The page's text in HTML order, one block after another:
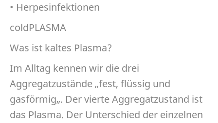
• Herpesinfektionen
coldPLASMA
Was ist kaltes Plasma?
Im Alltag kennen wir die drei
Aggregatzustände „fest, flüssig und
gasförmig„. Der vierte Aggregatzustand ist
das Plasma. Der Unterschied der einzelnen